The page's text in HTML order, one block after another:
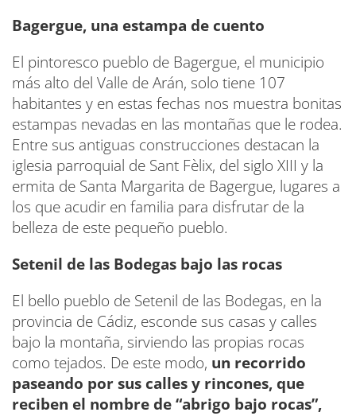
Bagergue, una estampa de cuento
El pintoresco pueblo de Bagergue, el municipio
más alto del Valle de Arán, solo tiene 107
habitantes y en estas fechas nos muestra bonitas
estampas nevadas en las montañas que le rodea.
Entre sus antiguas construcciones destacan la
iglesia parroquial de Sant Fèlix, del siglo XIII y la
ermita de Santa Margarita de Bagergue, lugares a
los que acudir en familia para disfrutar de la
belleza de este pequeño pueblo.
Setenil de las Bodegas bajo las rocas
El bello pueblo de Setenil de las Bodegas, en la
provincia de Cádiz, esconde sus casas y calles
bajo la montaña, sirviendo las propias rocas
como tejados. De este modo, un recorrido
paseando por sus calles y rincones, que
reciben el nombre de “abrigo bajo rocas”,